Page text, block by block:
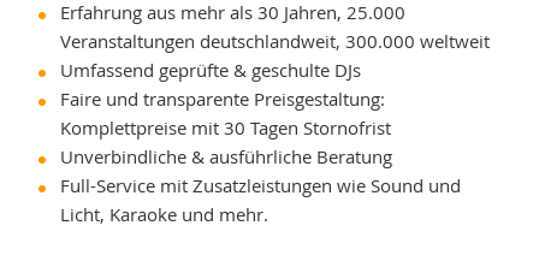
Erfahrung aus mehr als 30 Jahren, 25.000
Veranstaltungen deutschlandweit, 300.000 weltweit
Umfassend geprüfte & geschulte DJs
Faire und transparente Preisgestaltung:
Komplettpreise mit 30 Tagen Stornofrist
Unverbindliche & ausführliche Beratung
Full-Service mit Zusatzleistungen wie Sound und
Licht, Karaoke und mehr.